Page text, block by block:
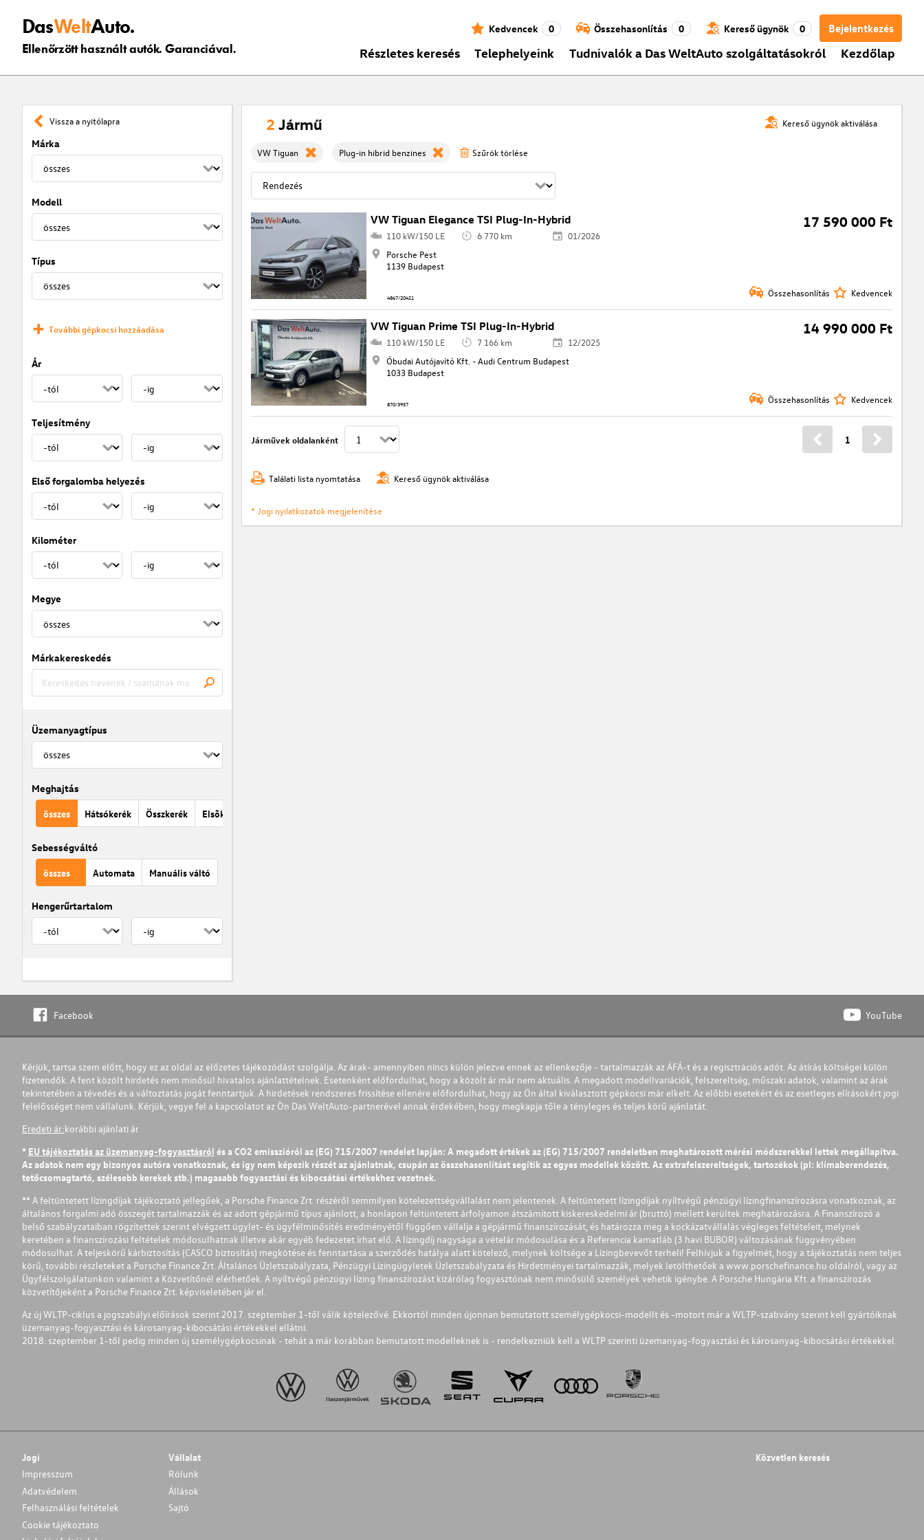
DasWeltAuto.
Ellenőrzött használt autók. Garanciával.
Bejelentkezés
Kedvencek 0 Összehasonlítás 0 Kereső ügynök 0
Részletes keresés Telephelyeink Tudnivalók a Das WeltAuto szolgáltatásokról Kezdőlap
Vissza a nyitólapra
Márka
Modell
Típus
További gépkocsi hozzáadása
Ár
Teljesítmény
Első forgalomba helyezés
Kilométer
Megye
Márkakereskedés
Üzemanyagtípus
Meghajtás
összes Hátsókerék Összkerék Elsõkerék
Sebességváltó
összes Automata Manuális váltó
Hengerűrtartalom
Kereső ügynök aktiválása
2 Jármű
VW Tiguan Plug-in hibrid benzines Szűrök törlése
VW Tiguan Elegance TSI Plug-In-Hybrid 17 590 000 Ft
110 kW/150 LE 6 770 km
01/2026
Porsche Pest
1139 Budapest
4867/20421 Összehasonlítás Kedvencek
VW Tiguan Prime TSI Plug-In-Hybrid 14 990 000 Ft
110 kW/150 LE 7 166 km
12/2025
Óbudai Autójavító Kft. - Audi Centrum Budapest
1033 Budapest
870/3957 Összehasonlítás Kedvencek
Járművek oldalanként 1
Találati lista nyomtatása Kereső ügynök aktiválása
* Jogi nyilatkozatok megjelenítése
Facebook YouTube
Kérjük, tartsa szem előtt, hogy ez az oldal az előzetes tájékozódást szolgálja. Az árak- amennyiben nincs külön jelezve ennek az ellenkezője - tartalmazzák az ÁFÁ-t és a regisztrációs adót. Az átírás költségei külön
fizetendők. A fent közölt hirdetés nem minősül hivatalos ajánlattételnek. Esetenként előfordulhat, hogy a közölt ár már nem aktuális. A megadott modellvariációk, felszereltség, műszaki adatok, valamint az árak
tekintetében a tévedés és a változtatás jogát fenntartjuk. A hirdetések rendszeres frissítése ellenére előfordulhat, hogy az Ön által kiválasztott gépkocsi már elkelt. Az előbbi esetekért és az esetleges elírásokért jogi
felelősséget nem vállalunk. Kérjük, vegye fel a kapcsolatot az Ön Das WeltAuto-partnerével annak érdekében, hogy megkapja tőle a tényleges és teljes körű ajánlatát.
Eredeti ár:korábbi ajánlati ár
* EU tájékoztatás az üzemanyag-fogyasztásról és a CO2 emisszióról az (EG) 715/2007 rendelet lapján: A megadott értékek az (EG) 715/2007 rendeletben meghatározott mérési módszerekkel lettek megállapítva.
Az adatok nem egy bizonyos autóra vonatkoznak, és így nem képezik részét az ajánlatnak, csupán az összehasonlítást segítik az egyes modellek között. Az extrafelszereltségek, tartozékok (pl: klímaberendezés,
tetőcsomagtartó, szélesebb kerekek stb.) magasabb fogyasztási és kibocsátási értékekhez vezetnek.
** A feltüntetett lízingdíjak tájékoztató jellegűek, a Porsche Finance Zrt. részéről semmilyen kötelezettségvállalást nem jelentenek. A feltüntetett lízingdíjak nyíltvégű pénzügyi lízingfinanszírozásra vonatkoznak, az
általános forgalmi adó összegét tartalmazzák és az adott gépjármű típus ajánlott, a honlapon feltüntetett árfolyamon átszámított kiskereskedelmi ár (bruttó) mellett kerültek meghatározásra. A Finanszírozó a
belső szabályzataiban rögzítettek szerint elvégzett ügylet- és ügyfélminősítés eredményétől függően vállalja a gépjármű finanszírozását, és határozza meg a kockázatvállalás végleges feltételeit, melynek
keretében a finanszírozási feltételek módosulhatnak illetve akár egyéb fedezetet írhat elő. A lízingdíj nagysága a vételár módosulása és a Referencia kamatláb (3 havi BUBOR) változásának függvényében
módosulhat. A teljeskörű kárbiztosítás (CASCO biztosítás) megkötése és fenntartása a szerződés hatálya alatt kötelező, melynek költsége a Lízingbevevőt terheli! Felhívjuk a figyelmét, hogy a tájékoztatás nem teljes
körű, további részleteket a Porsche Finance Zrt. Általános Üzletszabályzata, Pénzügyi Lízingügyletek Üzletszabályzata és Hirdetményei tartalmazzák, melyek letölthetőek a www.porschefinance.hu oldalról, vagy az
Ügyfélszolgálatunkon valamint a Közvetítőnél elérhetőek. A nyíltvégű pénzügyi lízing finanszírozást kizárólag fogyasztónak nem minősülő személyek vehetik igénybe. A Porsche Hungária Kft. a finanszírozás
közvetítőjeként a Porsche Finance Zrt. képviseletében jár el.
Az új WLTP-ciklus a jogszabályi előírások szerint 2017. szeptember 1-től válik kötelezővé. Ekkortól minden újonnan bemutatott személygépkocsi-modellt és -motort már a WLTP-szabvány szerint kell gyártóiknak
üzemanyag-fogyasztási és károsanyag-kibocsátási értékekkel ellátni.
2018. szeptember 1-től pedig minden új személygépkocsinak - tehát a már korábban bemutatott modelleknek is - rendelkezniük kell a WLTP szerinti üzemanyag-fogyasztási és károsanyag-kibocsátási értékekkel.
Jogi
Impresszum
Adatvédelem
Felhasználási feltételek
Cookie tájékoztato
Vállalat
Rólunk
Állások
Sajtó
Közvetlen keresés